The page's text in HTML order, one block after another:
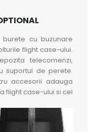
cu buzunare
flight case-ului.
telecomenzi,
suportul de perete.
accesorii adauga
flight case-ului si cel